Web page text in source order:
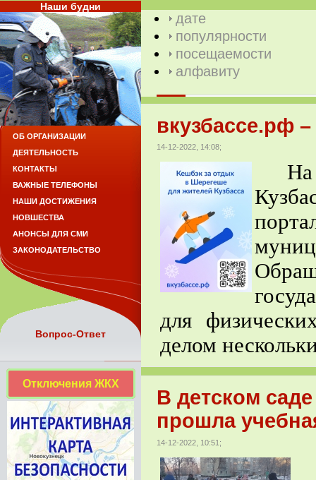
дате
популярности
посещаемости
алфавиту
вкузбассе.рф
14-12-2022, 14:08;
На
для
делом
В детском
прошла
14-12-2022, 10:51;
Наши будни
ОБ ОРГАНИЗАЦИИ
ДЕЯТЕЛЬНОСТЬ
КОНТАКТЫ
ВАЖНЫЕ ТЕЛЕФОНЫ
НАШИ ДОСТИЖЕНИЯ
НОВШЕСТВА
АНОНСЫ ДЛЯ СМИ
ЗАКОНОДАТЕЛЬСТВО
Вопрос-Ответ
Отключения ЖКХ